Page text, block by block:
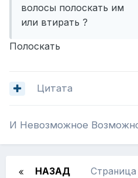
волосы полоскать им
или втирать ?
Полоскать
Цитата
И Невозможное
НАЗАД Страница